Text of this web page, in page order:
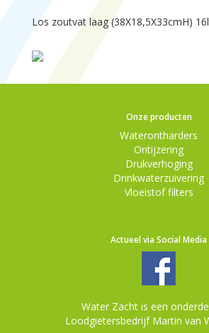
Los zoutvat laag (38X18,5X33cmH)
Onze producten
Waterontharders
Ontijzering
Drukverhoging
Drinkwaterzuivering
Vloeistof filters
Actueel via Social Media
Water Zacht is een
Loodgietersbedrijf Martin van